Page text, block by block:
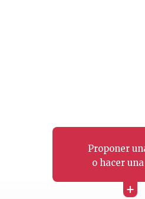
Proponer
o hacer
+